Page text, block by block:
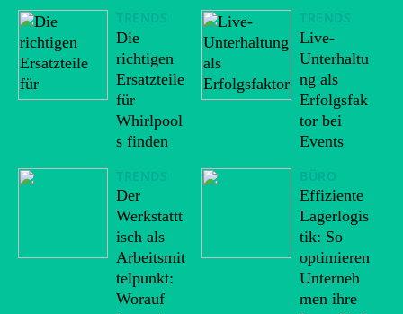
TRENDS
Die
richtigen
Ersatzteile
für
Whirlpool
s finden
TRENDS
Der
Werkstattt
isch als
Arbeitsmit
telpunkt:
Worauf
TRENDS
Live-
Unterhaltu
ng als
Erfolgsfak
tor bei
Events
BÜRO
Effiziente
Lagerlogis
tik: So
optimieren
Unterneh
men ihre